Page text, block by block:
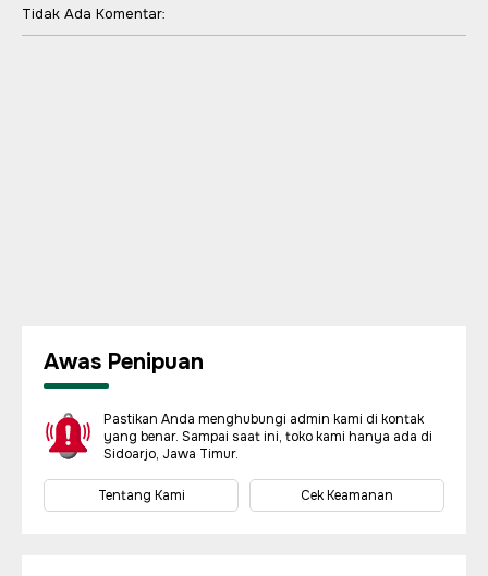
Tidak Ada Komentar:
Awas Penipuan
Pastikan Anda menghubungi admin kami di kontak
yang benar. Sampai saat ini, toko kami hanya ada di
Sidoarjo, Jawa Timur.
Tentang Kami Cek Keamanan